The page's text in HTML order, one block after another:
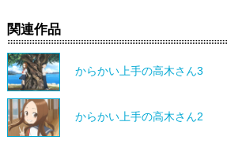
関連作品
からかい上手の高木さん3
からかい上手の高木さん2